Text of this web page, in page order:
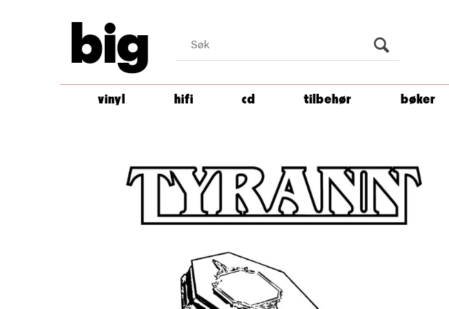
big
vinyl hifi cd tilbehør bøker